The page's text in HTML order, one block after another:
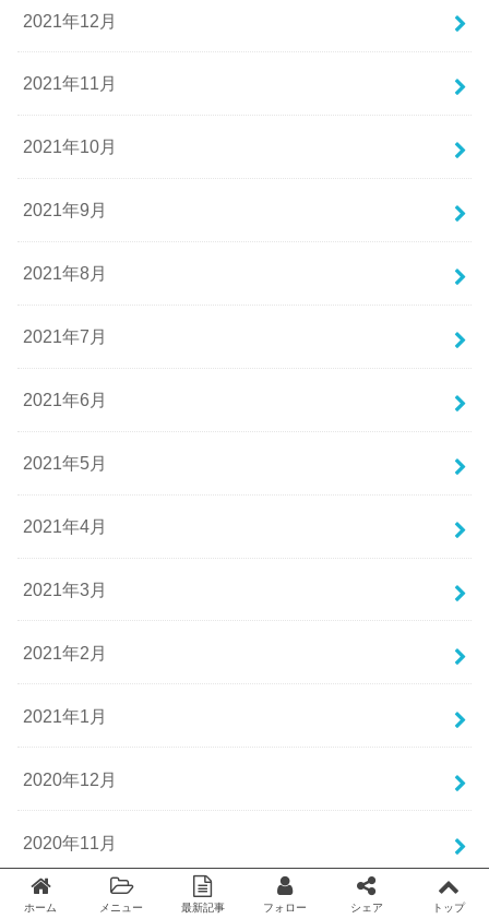
2021年12月
2021年11月
2021年10月
2021年9月
2021年8月
2021年7月
2021年6月
2021年5月
2021年4月
2021年3月
2021年2月
2021年1月
2020年12月
2020年11月
2020年10月
ホーム メニュー 最新記事 フォロー シェア トップ
Twitter facebook